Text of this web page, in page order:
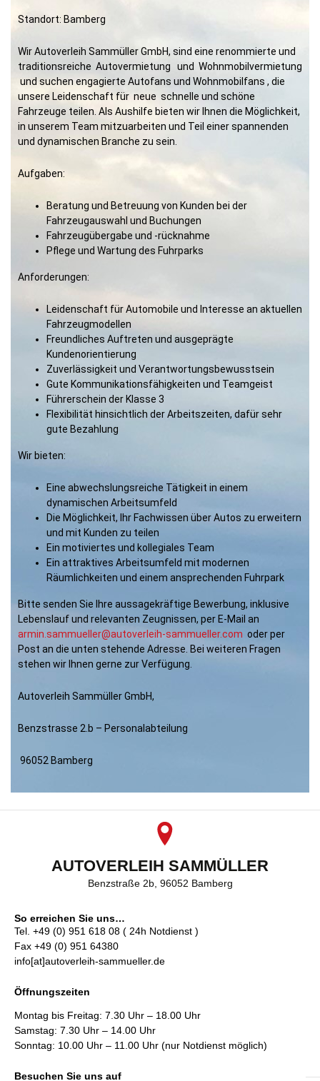
Standort: Bamberg
Wir Autoverleih Sammüller GmbH, sind eine renommierte und
traditionsreiche Autovermietung und Wohnmobilvermietung
und suchen engagierte Autofans und Wohnmobilfans , die
unsere Leidenschaft für neue schnelle und schöne
Fahrzeuge teilen. Als Aushilfe bieten wir Ihnen die Möglichkeit,
in unserem Team mitzuarbeiten und Teil einer spannenden
und dynamischen Branche zu sein.
Aufgaben:
Beratung und Betreuung von Kunden bei der
Fahrzeugauswahl und Buchungen
Fahrzeugübergabe und -rücknahme
Pflege und Wartung des Fuhrparks
Anforderungen:
Leidenschaft für Automobile und Interesse an aktuellen
Fahrzeugmodellen
Freundliches Auftreten und ausgeprägte
Kundenorientierung
Zuverlässigkeit und Verantwortungsbewusstsein
Gute Kommunikationsfähigkeiten und Teamgeist
Führerschein der Klasse 3
Flexibilität hinsichtlich der Arbeitszeiten, dafür sehr
gute Bezahlung
Wir bieten:
Eine abwechslungsreiche Tätigkeit in einem
dynamischen Arbeitsumfeld
Die Möglichkeit, Ihr Fachwissen über Autos zu erweitern
und mit Kunden zu teilen
Ein motiviertes und kollegiales Team
Ein attraktives Arbeitsumfeld mit modernen
Räumlichkeiten und einem ansprechenden Fuhrpark
Bitte senden Sie Ihre aussagekräftige Bewerbung, inklusive
Lebenslauf und relevanten Zeugnissen, per E-Mail an
armin.sammueller@autoverleih-sammueller.com oder per
Post an die unten stehende Adresse. Bei weiteren Fragen
stehen wir Ihnen gerne zur Verfügung.
Autoverleih Sammüller GmbH,
Benzstrasse 2.b – Personalabteilung
96052 Bamberg
AUTOVERLEIH SAMMÜLLER
Benzstraße 2b, 96052 Bamberg
So erreichen Sie uns…
Tel. +49 (0) 951 618 08 ( 24h Notdienst )
Fax +49 (0) 951 64380
info[at]autoverleih-sammueller.de
Öffnungszeiten
Montag bis Freitag: 7.30 Uhr – 18.00 Uhr
Samstag: 7.30 Uhr – 14.00 Uhr
Sonntag: 10.00 Uhr – 11.00 Uhr (nur Notdienst möglich)
Besuchen Sie uns auf